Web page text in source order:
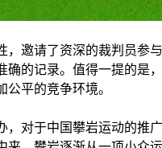
邀请了资深的裁判员参
确的记录。值得一提的是
平的竞争环境。
，对于中国攀岩运动的推